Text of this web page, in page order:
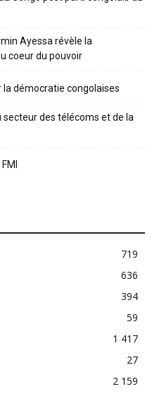
Ayessa révèle la
coeur du pouvoir
démocratie congolaises
secteur des télécoms et de la
719
636
394
59
1 417
27
2 159